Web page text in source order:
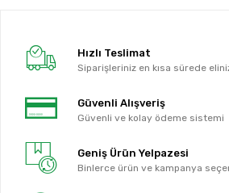
fazla çalışmasına, sıcaklık dengesizliğine,
yakıt tüketimine neden olabilir. Bu yüzden
termostat seçmek ısıtma sisteminin
Sitemizde Demirdöküm, ECA, Baymak,
modeli bulunmaktadır. Tüm ürünler kombiyle
verimlilik açısından optimize edilmiştir.
Hızlı Teslimat
Siparişleriniz en kısa sürede
Güvenli Alışveriş
Güvenli ve kolay ödeme sistemi
Geniş Ürün Yelpazesi
Binlerce ürün ve kampanya